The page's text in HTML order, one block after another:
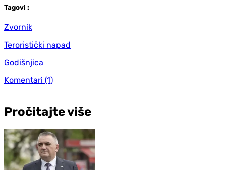
Tagovi :
Zvornik
Teroristički napad
Godišnjica
Komentari (1)
Pročitajte više